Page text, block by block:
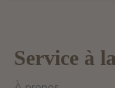
Service à